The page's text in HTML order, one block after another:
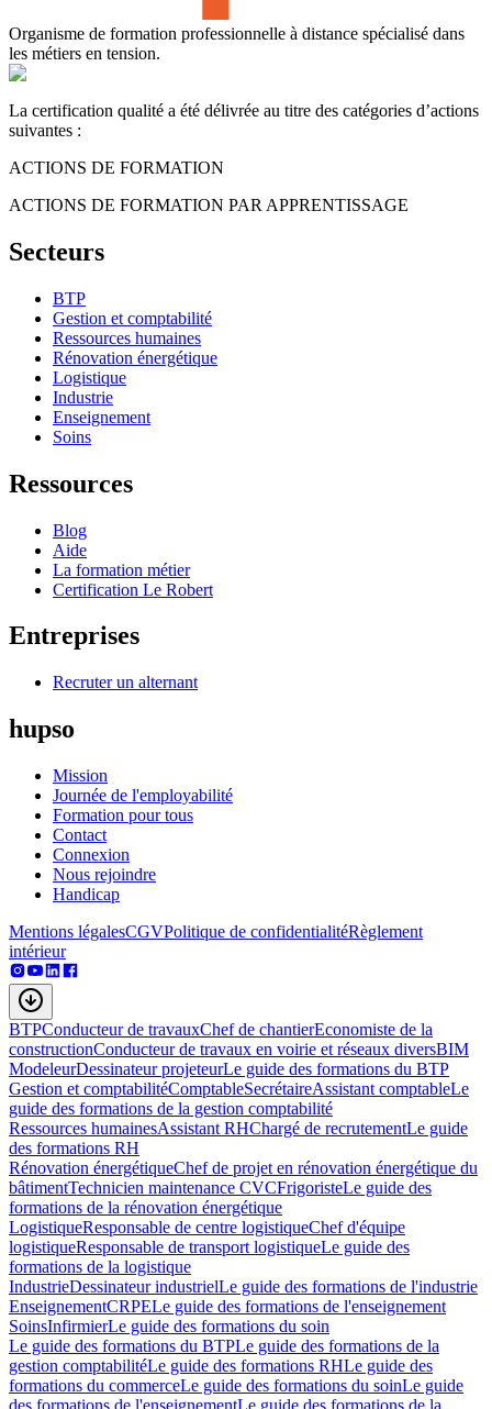
Organisme de formation professionnelle à distance spécialisé dans
les métiers en tension.
La certification qualité a été délivrée au titre des catégories d’actions
suivantes :
ACTIONS DE FORMATION
ACTIONS DE FORMATION PAR APPRENTISSAGE
Secteurs
BTP
Gestion et comptabilité
Ressources humaines
Rénovation énergétique
Logistique
Industrie
Enseignement
Soins
Ressources
Blog
Aide
La formation métier
Certification Le Robert
Entreprises
Recruter un alternant
hupso
Mission
Journée de l'employabilité
Formation pour tous
Contact
Connexion
Nous rejoindre
Handicap
Mentions légalesCGVPolitique de confidentialitéRèglement
intérieur
BTPConducteur de travauxChef de chantierEconomiste de la
constructionConducteur de travaux en voirie et réseaux diversBIM
ModeleurDessinateur projeteurLe guide des formations du BTP
Gestion et comptabilitéComptableSecrétaireAssistant comptableLe
guide des formations de la gestion comptabilité
Ressources humainesAssistant RHChargé de recrutementLe guide
des formations RH
Rénovation énergétiqueChef de projet en rénovation énergétique du
bâtimentTechnicien maintenance CVCFrigoristeLe guide des
formations de la rénovation énergétique
LogistiqueResponsable de centre logistiqueChef d'équipe
logistiqueResponsable de transport logistiqueLe guide des
formations de la logistique
IndustrieDessinateur industrielLe guide des formations de l'industrie
EnseignementCRPELe guide des formations de l'enseignement
SoinsInfirmierLe guide des formations du soin
Le guide des formations du BTPLe guide des formations de la
gestion comptabilitéLe guide des formations RHLe guide des
formations du commerceLe guide des formations du soinLe guide